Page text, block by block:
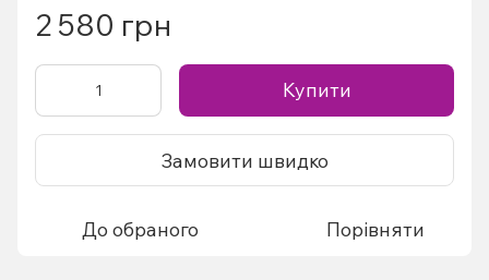
2 580 грн
Купити
Замовити швидко
До обраного Порівняти